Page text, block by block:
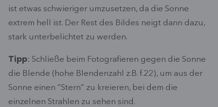
ist etwas schwieriger umzusetzen, da die Sonne
extrem hell ist. Der Rest des Bildes neigt dann dazu,
stark unterbelichtet zu werden.
Tipp: Schließe beim Fotografieren gegen die Sonne
die Blende (hohe Blendenzahl z.B. f.22), um aus der
Sonne einen “Stern” zu kreieren, bei dem die
einzelnen Strahlen zu sehen sind.